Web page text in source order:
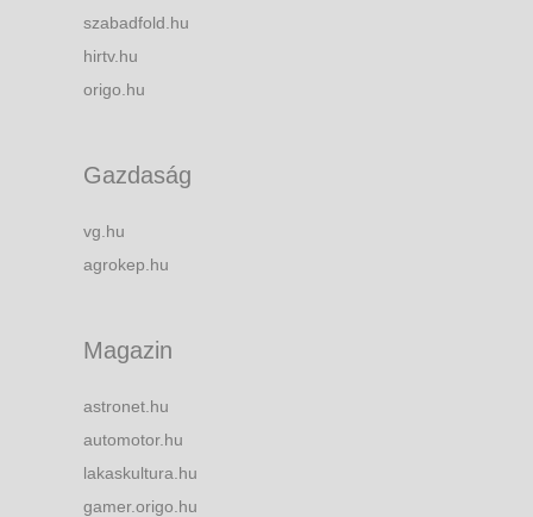
szabadfold.hu
hirtv.hu
origo.hu
Gazdaság
vg.hu
agrokep.hu
Magazin
astronet.hu
automotor.hu
lakaskultura.hu
gamer.origo.hu